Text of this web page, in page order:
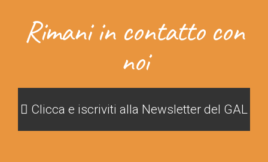
Rimani in contatto con
noi
Clicca e iscriviti alla Newsletter del GAL